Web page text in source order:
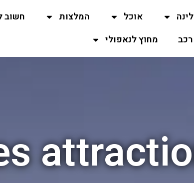
לינה אוכל המלצות חשוב
רכב
מחוץ לנאפולי